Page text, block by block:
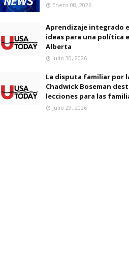
Enero 08, 2026
Aprendizaje integrado
ideas para una política
Alberta
Julio 30, 2026
La disputa familiar por
Chadwick Boseman
lecciones para las
Julio 29, 2026